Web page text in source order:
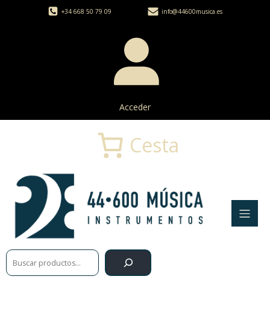
+34 668 50 79 09 info@44600musica.es
Acceder
Buscar
Cesta